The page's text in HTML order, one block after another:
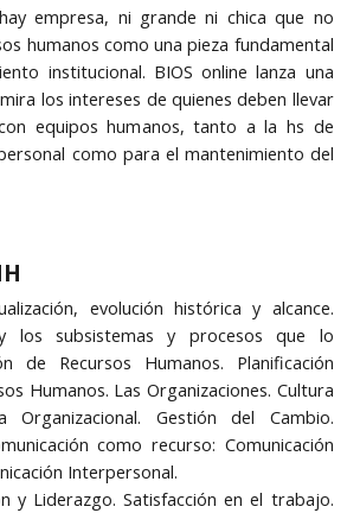
empresa, ni grande ni chica que no
humanos como una pieza fundamental
institucional. BIOS online lanza una
los intereses de quienes deben llevar
equipos humanos, tanto a la hs de
como para el mantenimiento del
evolución histórica y alcance.
los subsistemas y procesos que lo
de Recursos Humanos. Planificación
Humanos. Las Organizaciones. Cultura
Organizacional. Gestión del Cambio.
como recurso: Comunicación
Interpersonal.
y Liderazgo. Satisfacción en el trabajo.